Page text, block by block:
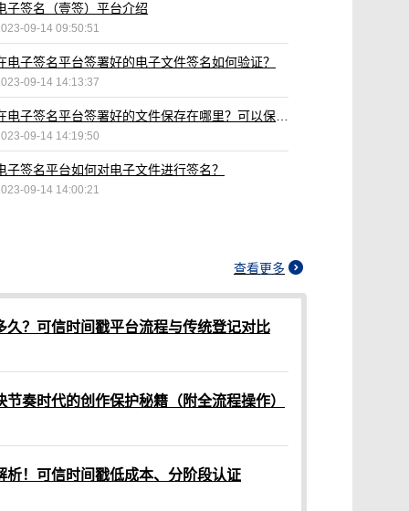
子签名（壹签）平台介绍
09-14 09:50:51
电子签名平台签署好的电子文件签名如何验证？
09-14 14:13:37
09-14 14:19:50
子签名平台如何对电子文件进行签名？
09-14 14:00:21
查看更多
久？可信时间戳平台流程与传统登记对比
奏时代的创作保护秘籍（附全流程操作）
析！可信时间戳低成本、分阶段认证